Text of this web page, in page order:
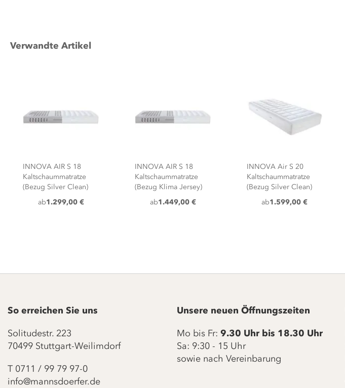
Verwandte Artikel
INNOVA AIR S 18
Kaltschaummatratze
(Bezug Silver Clean)
ab1.299,00 €
INNOVA AIR S 18
Kaltschaummatratze
(Bezug Klima Jersey)
ab1.449,00 €
INNOVA Air S 20
Kaltschaummatratze
(Bezug Silver Clean)
ab1.599,00 €
So erreichen Sie uns
Solitudestr. 223
70499 Stuttgart-Weilimdorf
T 0711 / 99 79 97-0
info@mannsdoerfer.de
Unsere neuen Öffnungszeiten
Mo bis Fr: 9.30 Uhr bis 18.30 Uhr
Sa: 9:30 - 15 Uhr
sowie nach Vereinbarung